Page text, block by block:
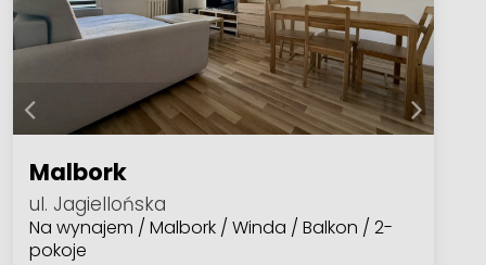
Malbork
ul. Jagiellońska
Na wynajem / Malbork / Winda / Balkon / 2-
pokoje